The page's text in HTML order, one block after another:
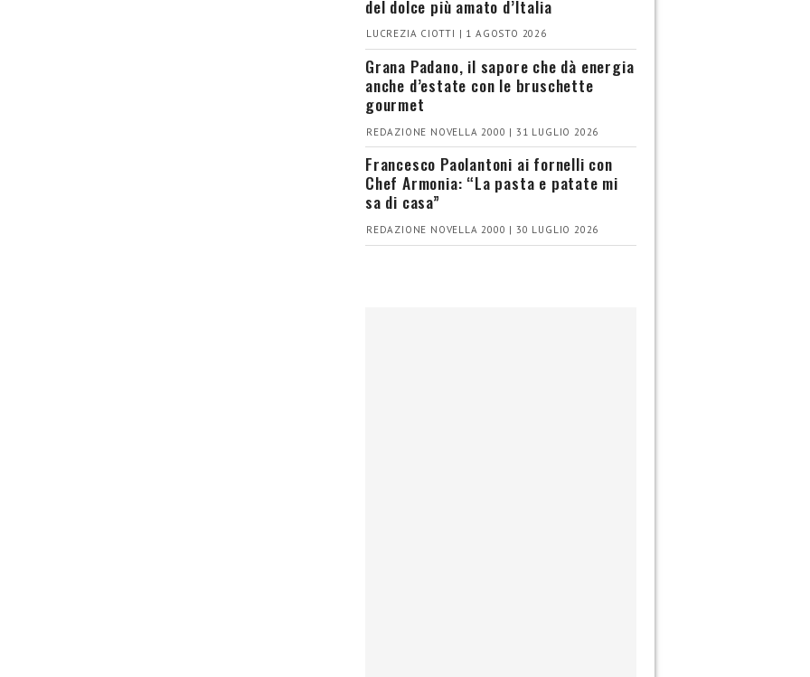
del dolce più amato d’Italia
LUCREZIA CIOTTI | 1 AGOSTO 2026
Grana Padano, il sapore che dà energia
anche d’estate con le bruschette
gourmet
REDAZIONE NOVELLA 2000 | 31 LUGLIO 2026
Francesco Paolantoni ai fornelli con
Chef Armonia: “La pasta e patate mi
sa di casa”
REDAZIONE NOVELLA 2000 | 30 LUGLIO 2026